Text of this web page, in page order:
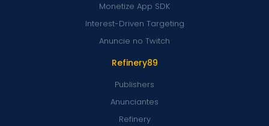
Refinery89
Publishers
Anunciantes
Refinery
Monetize App SDK
Interest-Driven Targeting
Anuncie no Twitch